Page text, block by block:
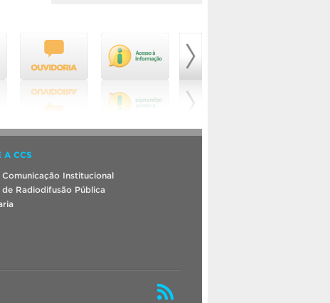
A CCS
Comunicação Institucional
de Radiodifusão Pública